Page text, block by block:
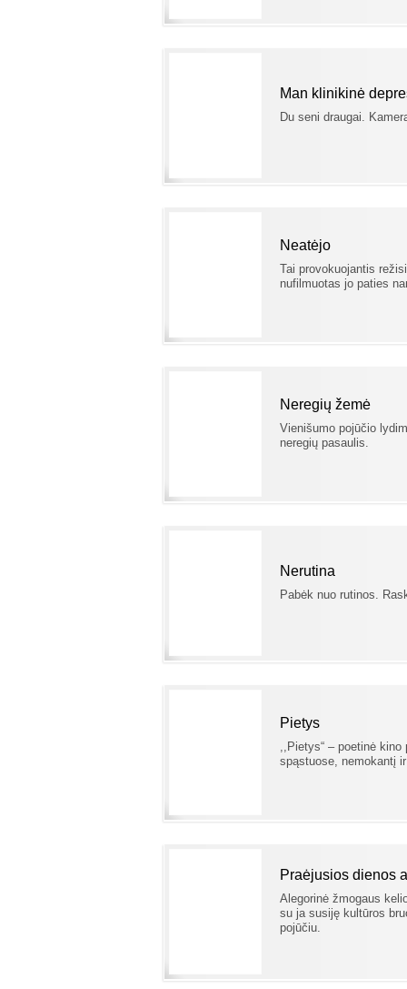
Man klinikinė
Du seni draugai.
Neatėjo
Tai provokuojantis
nufilmuotas jo paties
Neregių žemė
Vienišumo pojūčio
neregių pasaulis.
Nerutina
Pabėk nuo rutinos.
Pietys
,,Pietys“ – poetinė
spąstuose, nemokantį
Praėjusios dienos
Alegorinė žmogaus
su ja susiję kultūros
pojūčiu.